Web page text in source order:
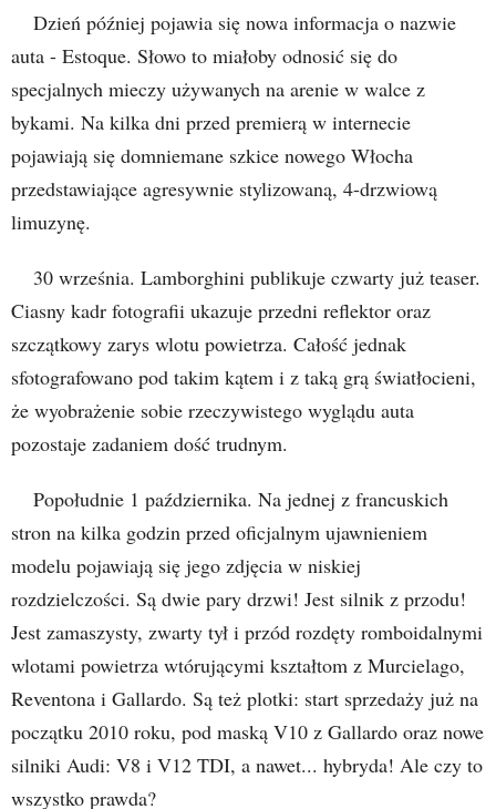
Dzień później pojawia się nowa informacja o nazwie
auta - Estoque. Słowo to miałoby odnosić się do
specjalnych mieczy używanych na arenie w walce z
bykami. Na kilka dni przed premierą w internecie
pojawiają się domniemane szkice nowego Włocha
przedstawiające agresywnie stylizowaną, 4-drzwiową
limuzynę.
30 września. Lamborghini publikuje czwarty już teaser.
Ciasny kadr fotografii ukazuje przedni reflektor oraz
szczątkowy zarys wlotu powietrza. Całość jednak
sfotografowano pod takim kątem i z taką grą światłocieni,
że wyobrażenie sobie rzeczywistego wyglądu auta
pozostaje zadaniem dość trudnym.
Popołudnie 1 października. Na jednej z francuskich
stron na kilka godzin przed oficjalnym ujawnieniem
modelu pojawiają się jego zdjęcia w niskiej
rozdzielczości. Są dwie pary drzwi! Jest silnik z przodu!
Jest zamaszysty, zwarty tył i przód rozdęty romboidalnymi
wlotami powietrza wtórującymi kształtom z Murcielago,
Reventona i Gallardo. Są też plotki: start sprzedaży już na
początku 2010 roku, pod maską V10 z Gallardo oraz nowe
silniki Audi: V8 i V12 TDI, a nawet... hybryda! Ale czy to
wszystko prawda?